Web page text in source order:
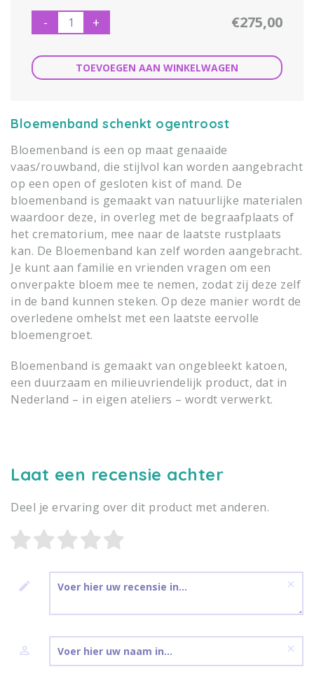
- + €275,00
TOEVOEGEN AAN WINKELWAGEN
Bloemenband schenkt ogentroost
Bloemenband is een op maat genaaide
vaas/rouwband, die stijlvol kan worden aangebracht
op een open of gesloten kist of mand. De
bloemenband is gemaakt van natuurlijke materialen
waardoor deze, in overleg met de begraafplaats of
het crematorium, mee naar de laatste rustplaats
kan. De Bloemenband kan zelf worden aangebracht.
Je kunt aan familie en vrienden vragen om een
onverpakte bloem mee te nemen, zodat zij deze zelf
in de band kunnen steken. Op deze manier wordt de
overledene omhelst met een laatste eervolle
bloemengroet.
Bloemenband is gemaakt van ongebleekt katoen,
een duurzaam en milieuvriendelijk product, dat in
Nederland – in eigen ateliers – wordt verwerkt.
Laat een recensie achter
Deel je ervaring over dit product met anderen.